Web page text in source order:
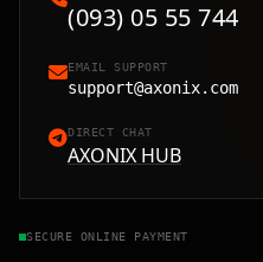
(093) 05 55 744
EMAIL SUPPORT
support@axonix.com
DIRECT CHAT
AXONIX HUB
SECURE ONLINE PAYMENT